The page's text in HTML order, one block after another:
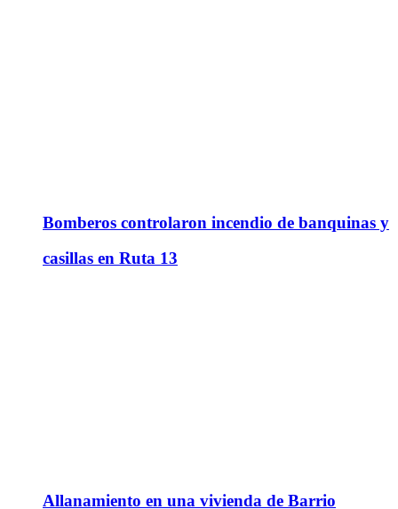
Bomberos controlaron incendio de banquinas y
casillas en Ruta 13
Allanamiento en una vivienda de Barrio